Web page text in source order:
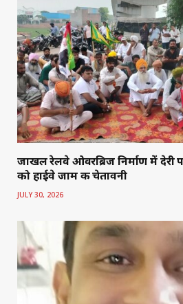
जाखल रेलवे ओवरब्रिज निर्माण में देरी
को हाईवे जाम की चेतावनी
JULY 30, 2026